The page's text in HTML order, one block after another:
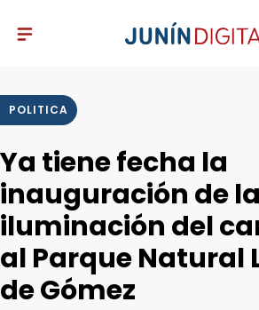
POLITICA
Ya tiene fecha la
inauguración de la
iluminación del
al Parque Natural
de Gómez